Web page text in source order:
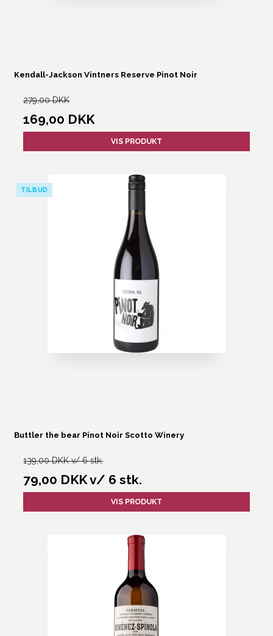
Kendall-Jackson Vintners Reserve Pinot Noir
279,00 DKK
169,00 DKK
VIS PRODUKT
TILBUD
Buttler the bear Pinot Noir Scotto Winery
139,00 DKK v/ 6 stk.
79,00 DKKv/ 6 stk.
VIS PRODUKT